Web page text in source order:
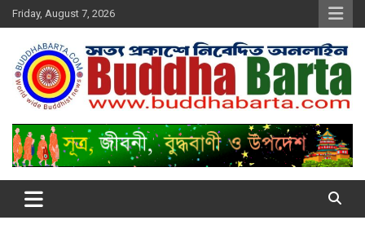
Skip
to
content
Friday, August 7, 2026
Buddha Barta